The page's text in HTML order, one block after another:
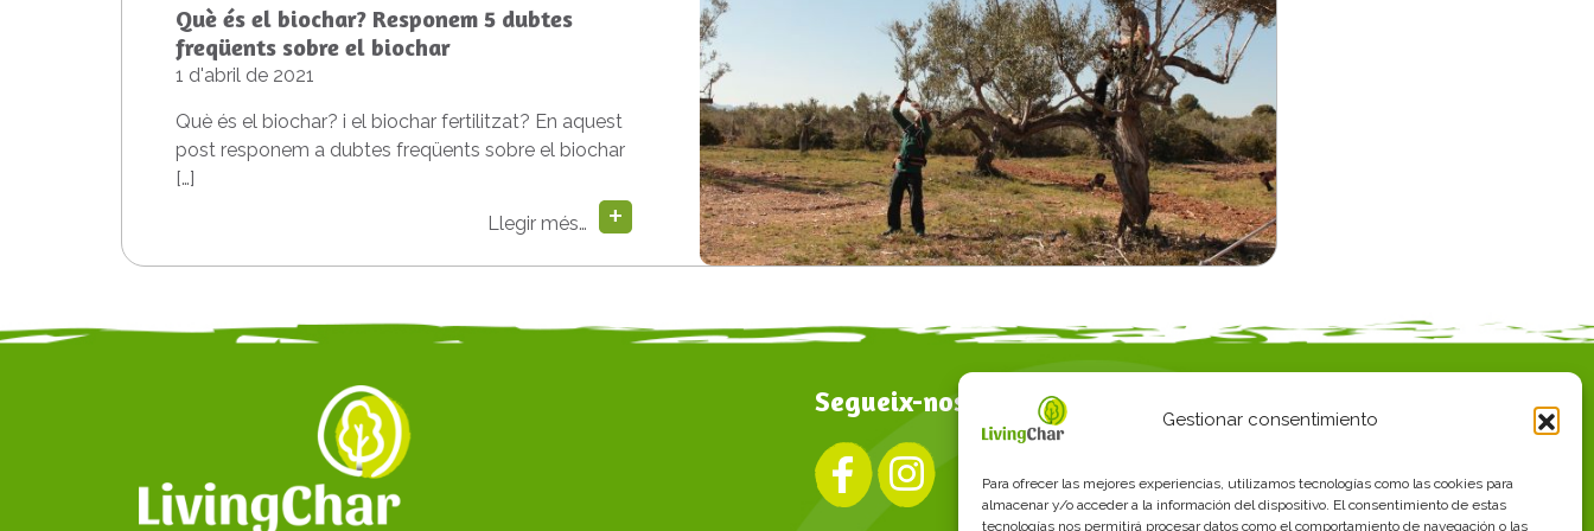
Gestionar consentimiento
Para ofrecer las mejores experiencias, utilizamos tecnologías como las cookies para
almacenar y/o acceder a la información del dispositivo. El consentimiento de estas
tecnologías nos permitirá procesar datos como el comportamiento de navegación o las
Què és el biochar? Responem 5 dubtes
freqüents sobre el biochar
1 d'abril de 2021
Què és el biochar? i el biochar fertilitzat? En aquest
post responem a dubtes freqüents sobre el biochar
[…]
Llegir més…
Segueix-nos Sol·licita informació